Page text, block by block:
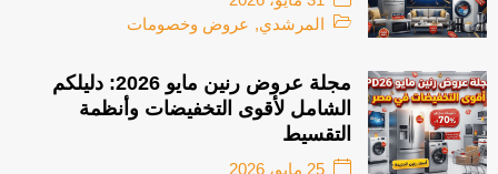
المرشدي, عروض وخصومات
مجلة عروض رنين مايو 2026: دليلكم
الشامل لأقوى التخفيضات وأنظمة
التقسيط
25 مايو، 2026